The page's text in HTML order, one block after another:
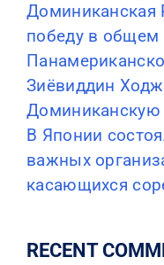
Доминиканская
победу в общем
Зиёвиддин
Доминиканскую
В Японии
важных
касающихся
RECENT